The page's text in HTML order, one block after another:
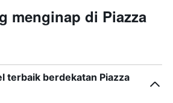
menginap di Piazza
terbaik berdekatan Piazza